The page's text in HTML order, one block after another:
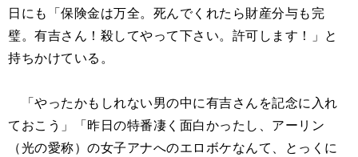
日にも「保険金は万全。死んでくれたら財産分与も完
璧。有吉さん！殺してやって下さい。許可します！」と
持ちかけている。
「やったかもしれない男の中に有吉さんを記念に入れ
ておこう」「昨日の特番凄く面白かったし、アーリン
（光の愛称）の女子アナへのエロボケなんて、とっくに